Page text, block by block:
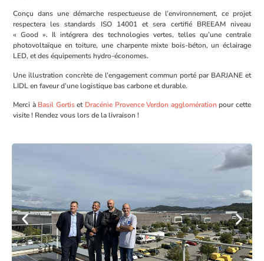
Conçu dans une démarche respectueuse de l’environnement, ce projet
respectera les standards ISO 14001 et sera certifié BREEAM niveau
« Good ». Il intégrera des technologies vertes, telles qu’une centrale
photovoltaïque en toiture, une charpente mixte bois-béton, un éclairage
LED, et des équipements hydro-économes.
Une illustration concrète de l’engagement commun porté par BARJANE et
LIDL en faveur d’une logistique bas carbone et durable.
Merci à Basil Gertiset Dracénie Provence Verdon agglomération pour cette
visite ! Rendez vous lors de la livraison !